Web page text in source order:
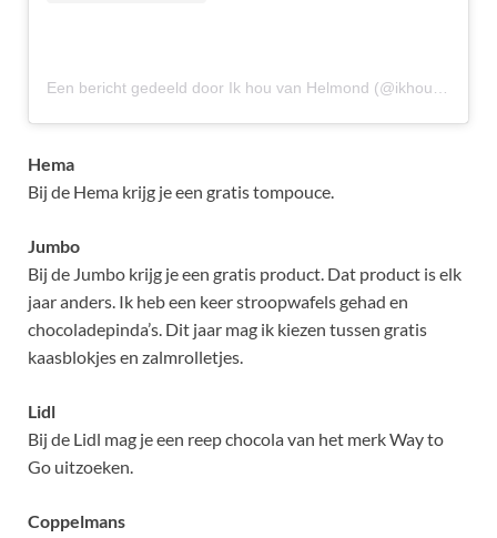
Een bericht gedeeld door Ik hou van Helmond (@ikhouvanhelmond)
Hema
Bij de Hema krijg je een gratis tompouce.
Jumbo
Bij de Jumbo krijg je een gratis product. Dat product is elk
jaar anders. Ik heb een keer stroopwafels gehad en
chocoladepinda’s. Dit jaar mag ik kiezen tussen gratis
kaasblokjes en zalmrolletjes.
Lidl
Bij de Lidl mag je een reep chocola van het merk Way to
Go uitzoeken.
Coppelmans